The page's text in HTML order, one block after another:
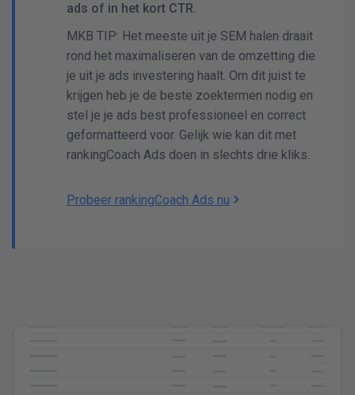
ads of in het kort CTR.
MKB TIP: Het meeste uit je SEM halen draait
rond het maximaliseren van de omzetting die
je uit je ads investering haalt. Om dit juist te
krijgen heb je de beste zoektermen nodig en
stel je je ads best professioneel en correct
geformatteerd voor. Gelijk wie kan dit met
rankingCoach Ads doen in slechts drie kliks.
Probeer rankingCoach Ads nu
Cost of Clicks
Ø Kosten per click
Weergaven
GOOGLE ADS ACTIEF